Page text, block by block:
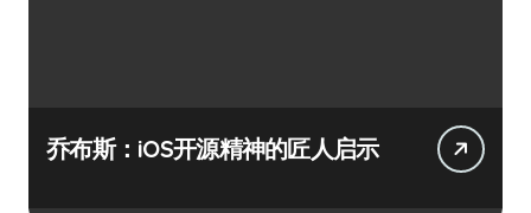
乔布斯：iOS开源精神的匠人启示